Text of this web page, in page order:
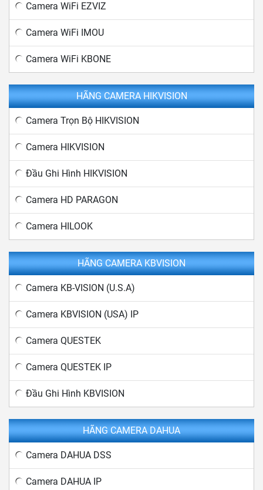
Camera WiFi EZVIZ
Camera WiFi IMOU
Camera WiFi KBONE
HÃNG CAMERA HIKVISION
Camera Trọn Bộ HIKVISION
Camera HIKVISION
Đầu Ghi Hình HIKVISION
Camera HD PARAGON
Camera HILOOK
HÃNG CAMERA KBVISION
Camera KB-VISION (U.S.A)
Camera KBVISION (USA) IP
Camera QUESTEK
Camera QUESTEK IP
Đầu Ghi Hình KBVISION
HÃNG CAMERA DAHUA
Camera DAHUA DSS
Camera DAHUA IP